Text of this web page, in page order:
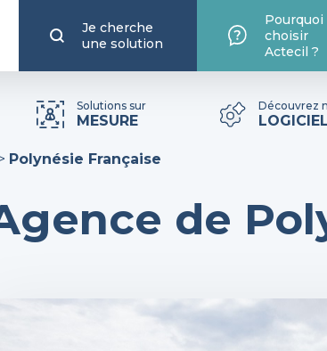
Je cherche
une solution
Pourquoi
choisir
Actecil ?
Solutions sur
MESURE
Découvrez
Polynésie Française
de